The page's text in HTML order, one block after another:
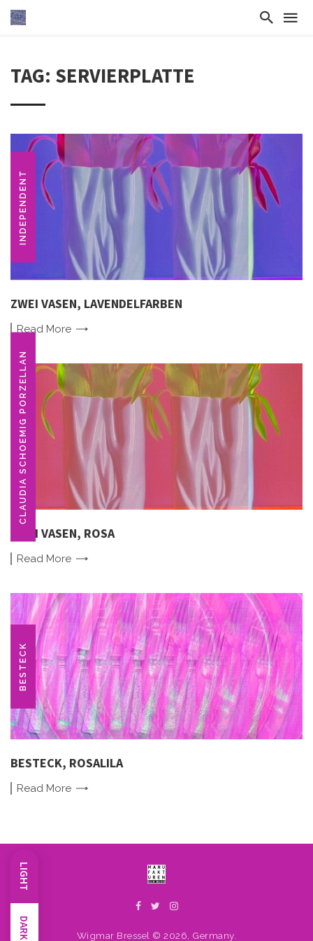
LIGHT
DARK
TAG: SERVIERPLATTE
INDEPENDENT
ZWEI VASEN, LAVENDELFARBEN
Read More
CLAUDIA SCHOEMIG PORZELLAN
ZWEI VASEN, ROSA
Read More
BESTECK
BESTECK, ROSALILA
Read More
Wigmar Bressel © 2026, Germany.